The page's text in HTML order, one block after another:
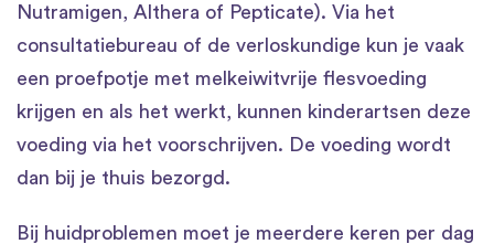
Nutramigen, Althera of Pepticate). Via het
consultatiebureau of de verloskundige kun je vaak
een proefpotje met melkeiwitvrije flesvoeding
krijgen en als het werkt, kunnen kinderartsen deze
voeding via het voorschrijven. De voeding wordt
dan bij je thuis bezorgd.
Bij huidproblemen moet je meerdere keren per dag